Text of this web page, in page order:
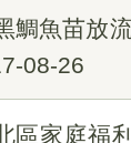
鯛魚苗放
08-26
區家庭福